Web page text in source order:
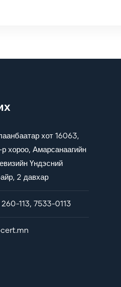
хот 16063,
р хороо, Амарсанаагийн
Үндэсний
2 давхар
260-113, 7533-0113